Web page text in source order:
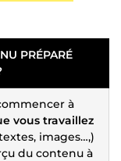
PRÉPARÉ
à
vous travaillez
images…,)
du contenu à